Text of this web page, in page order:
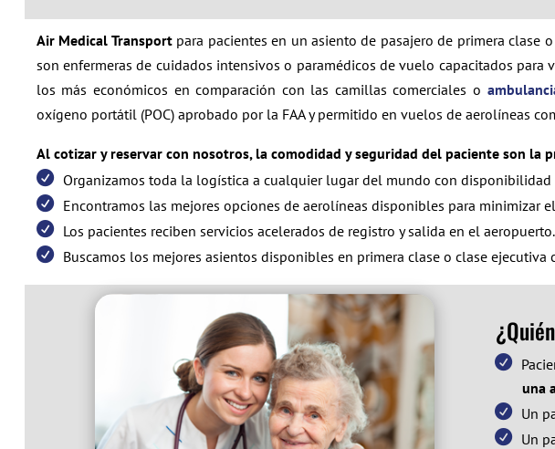
Air Medical Transportpara pacientes en un asiento de pasajero de primera clase
son enfermeras de cuidados intensivos o paramédicos de vuelo capacitados
los más económicos en comparación con las camillas comerciales o
oxígeno portátil (POC) aprobado por la FAA y permitido en vuelos de aerolíneas
Al cotizar y reservar con nosotros, la comodidad y seguridad del paciente son la
Organizamos toda la logística a cualquier lugar del mundo con disponibilidad
Encontramos las mejores opciones de aerolíneas disponibles para minimizar
Los pacientes reciben servicios acelerados de registro y salida en el aeropuerto.
Buscamos los mejores asientos disponibles en primera clase o clase ejecutiva
una
Un
Un